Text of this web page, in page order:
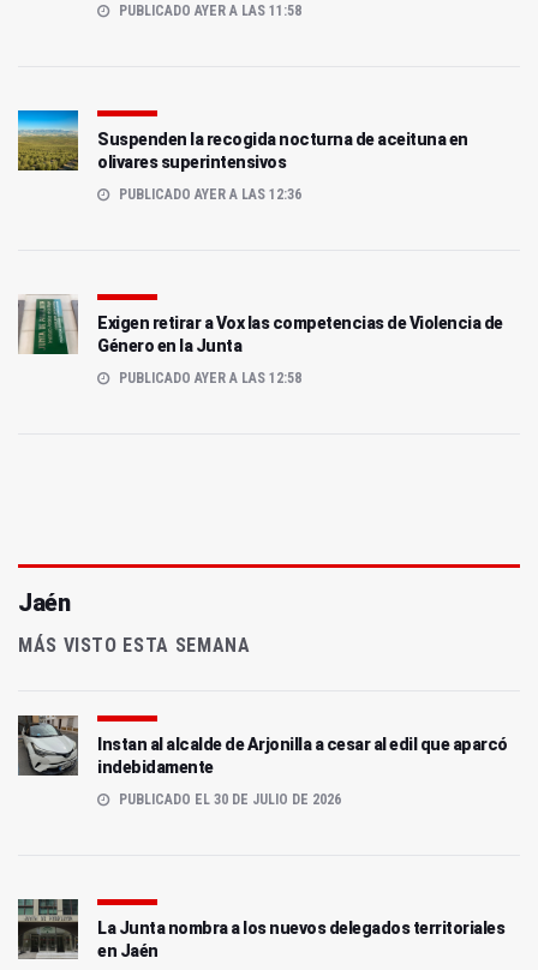
PUBLICADO AYER A LAS 11:58
Suspenden la recogida nocturna de aceituna en
olivares superintensivos
PUBLICADO AYER A LAS 12:36
Exigen retirar a Vox las competencias de Violencia de
Género en la Junta
PUBLICADO AYER A LAS 12:58
Jaén
MÁS VISTO ESTA SEMANA
Instan al alcalde de Arjonilla a cesar al edil que aparcó
indebidamente
PUBLICADO EL 30 DE JULIO DE 2026
La Junta nombra a los nuevos delegados territoriales
en Jaén